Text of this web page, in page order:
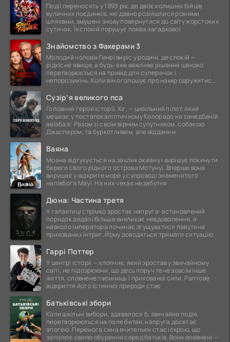
Події переносять у 1993 рік, де двоє колишніх бійців
вуличних поєдинків, які давно розійшлися різними
шляхами, змушені знову повернутися до світу жорстоких
сутичок. Їх спокій порушує поява загадкової
Знайомство з Факерами 3
Молодий чоловік Генрі виріс у родині, де спокій —
рідкісне явище, а будь-яке важливе рішення швидко
перетворюється на привід для суперечок і
непорозумінь. Коли він оголошує про намір одружитися,
Сузір’я великого пса
Головний герой історії, Хіг, — цивільний пілот, який
мешкає у постапокаліптичному Колорадо на занедбаній
авіабазі. Разом зі своїм вірним супутником, собакою
Джаспером, та буркотливим, але відданим
Ваяна
Моана відгукується на заклик океану і вирішує покинути
береги свого рідного острова Мотунуї. Вперше вона
вирушає у відкрите море у супроводі знаменитого
напівбога Мауї. На них чекає незабутня
Дюна: Частина третя
У галактиці стрімко зростає напруга: встановлений
порядок дедалі більше викликає невдоволення, а
навколо імператора починає згущуватися павутина
прихованих інтриг. Йому доводиться тримати ситуацію
Гаррі Поттер
У центрі історії — хлопчик, який зростав у звичайному
світі, не підозрюючи, що десь поруч тече зовсім інше
життя, сповнене таємниць і прихованої сили. Раптове
відкриття його істинної природи стає
Батьківські збори
Коли шкільні вибори, здавалося б, звичайна подія,
перетворюються на поле битви, напруга досягає
апогею. Перемога сина вчительки стає іскрою, що
запалює хвилю обурення серед батьків. Вони впевнені —